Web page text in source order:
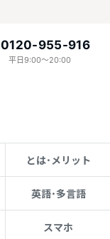
0120-955-916
平日9:00〜20:00
とは･メリット
英語･多言語
スマホ